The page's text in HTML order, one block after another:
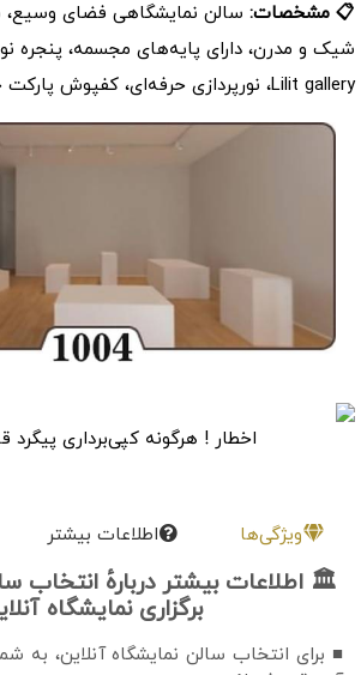
📋 مشخصات: سالن نمایشگاهی فضای
Lilit gallery، نورپردازی حرفه‌ای، کفپوش پارکت چوب
اخطار ! هرگونه کپی‌برداری پیگرد
ویژگی‌ها اطلاعات بیشتر
🏛 اطلاعات بیشتر دربارهٔ انتخاب
برگزاری نمایشگاه
■ برای انتخاب سالن نمایشگاه آنلاین، به